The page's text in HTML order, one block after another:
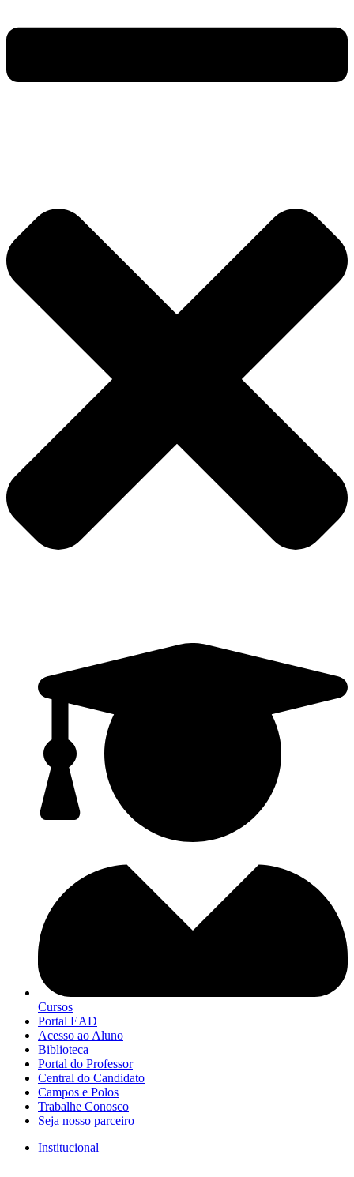
Cursos
Portal EAD
Acesso ao Aluno
Biblioteca
Portal do Professor
Central do Candidato
Campos e Polos
Trabalhe Conosco
Seja nosso parceiro
Institucional